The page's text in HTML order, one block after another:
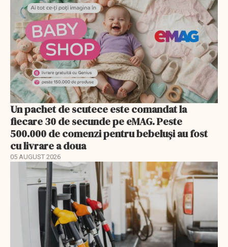
Un pachet de scutece este comandat la
fiecare 30 de secunde pe eMAG. Peste
500.000 de comenzi pentru bebeluși au fost
cu livrare a doua
05 AUGUST 2026